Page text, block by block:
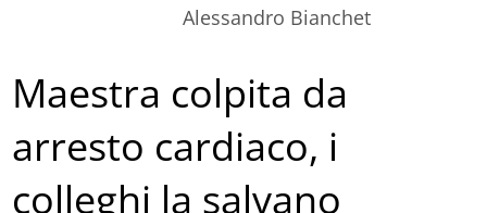
Alessandro Bianchet
Maestra colpita da
arresto cardiaco, i
colleghi la salvano